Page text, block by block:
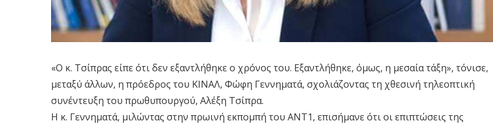
«Ο κ. Τσίπρας είπε ότι δεν εξαντλήθηκε ο χρόνος του. Εξαντλήθηκε, όμως, η μεσαία τάξη», τόνισε,
μεταξύ άλλων, η πρόεδρος του ΚΙΝΑΛ, Φώφη Γεννηματά, σχολιάζοντας τη χθεσινή τηλεοπτική
συνέντευξη του πρωθυπουργού, Αλέξη Τσίπρα.
Η κ. Γεννηματά, μιλώντας στην πρωινή εκπομπή του ΑΝΤ1, επισήμανε ότι οι επιπτώσεις της